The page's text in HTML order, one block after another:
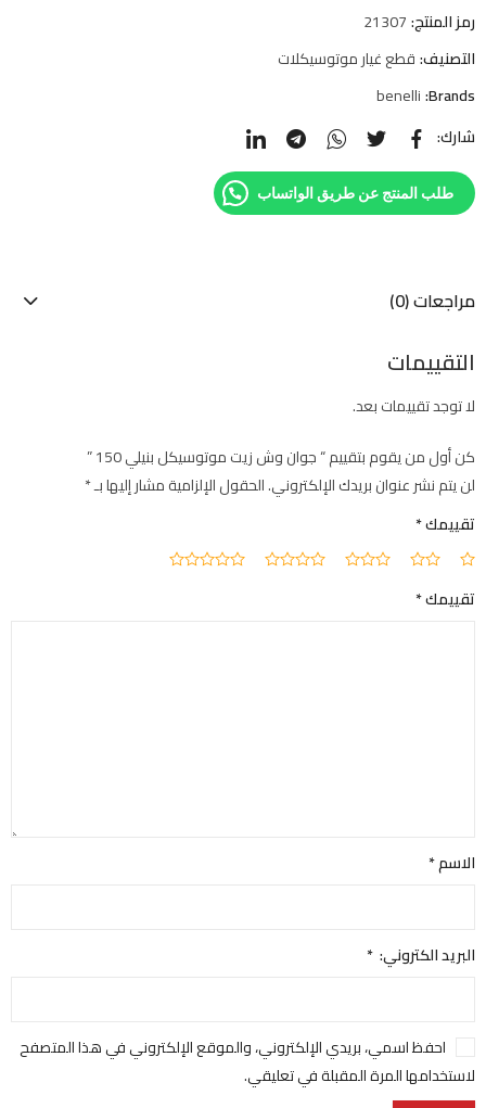
رمز المنتج:21307
التصنيف:قطع غيار موتوسيكلات
Brands:
benelli
شارك:
طلب المنتج عن طريق الواتساب
مراجعات (0)
التقييمات
لا توجد تقييمات بعد.
كن أول من يقوم بتقييم “ جوان وش زيت موتوسيكل بنيلي 150 ”
لن يتم نشر عنوان بريدك الإلكتروني.الحقول الإلزامية مشار إليها بـ*
تقييمك*
تقييمك*
الاسم*
البريد الكتروني: *
احفظ اسمي، بريدي الإلكتروني، والموقع الإلكتروني في هذا المتصفح
لاستخدامها المرة المقبلة في تعليقي.